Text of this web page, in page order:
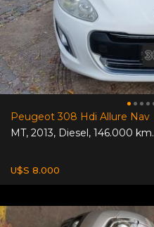
Peugeot 308 Hdi Allure Nav
MT, 2013, Diesel, 146.000 km.
U$S 8.000